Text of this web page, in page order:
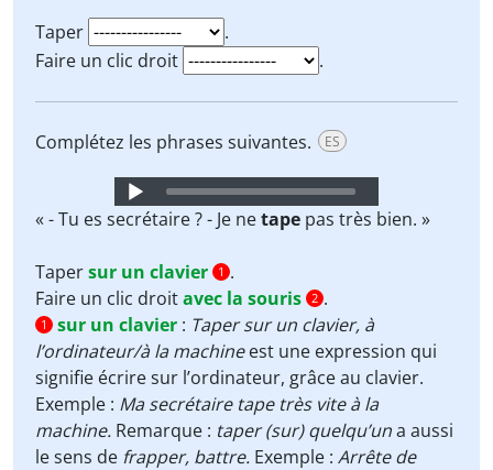
Taper
.
Faire un clic droit
.
Complétez les phrases suivantes. ES
Audio
Player
« - Tu es secrétaire ? - Je netape pas très bien. »
Tapersur un clavier 1 .
Faire un clic droitavec la souris 2 .
1 sur un clavier : Taper sur un clavier, à
l’ordinateur/à la machineest une expression qui
signifie écrire sur l’ordinateur, grâce au clavier.
Exemple : Ma secrétaire tape très vite à la
machine. Remarque : taper (sur) quelqu’una aussi
le sens de frapper, battre. Exemple : Arrête de